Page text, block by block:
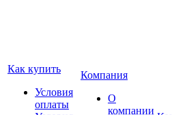
Как купить
Условия
оплаты
Компания
О
компании